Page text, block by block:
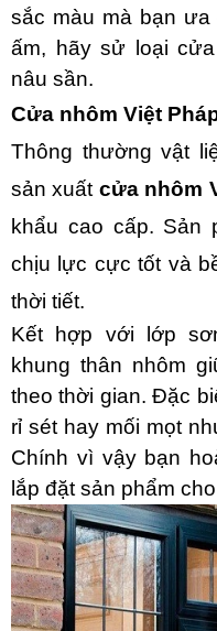
sắc màu mà bạn ưa
ấm, hãy sử loại
nâu sần.
Cửa nhôm Việt
Thông thường vật
sản xuất cửa nhôm
khẩu cao cấp. Sản
chịu lực cực tốt và
thời tiết.
Kết hợp với lớp
khung thân nhôm
theo thời gian. Đặc
rỉ sét hay mối mọt
Chính vì vậy bạn
lắp đặt sản phẩm